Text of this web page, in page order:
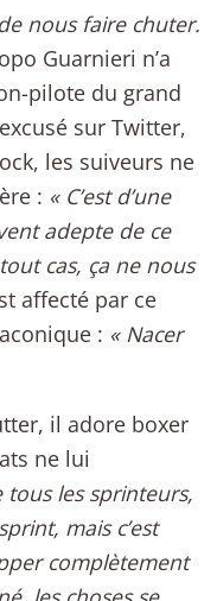
nous faire chuter.
Guarnieri n’a
pilote du grand
sur Twitter,
les suiveurs ne
: « C’est d’une
adepte de ce
cas, ça ne nous
affecté par ce
: « Nacer
il adore boxer
ne lui
tous les sprinteurs,
mais c’est
complètement